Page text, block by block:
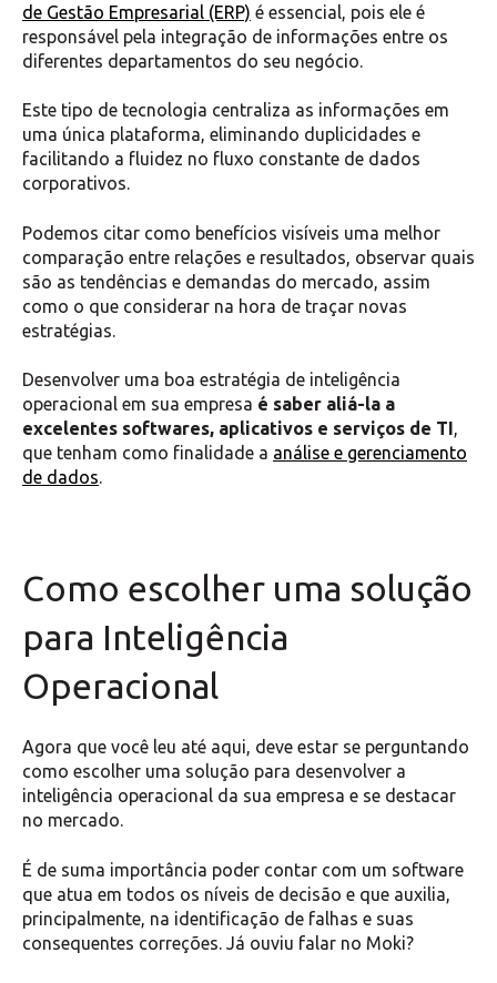
de Gestão Empresarial (ERP) é essencial, pois ele é
responsável pela integração de informações entre os
diferentes departamentos do seu negócio.
Este tipo de tecnologia centraliza as informações em
uma única plataforma, eliminando duplicidades e
facilitando a fluidez no fluxo constante de dados
corporativos.
Podemos citar como benefícios visíveis uma melhor
comparação entre relações e resultados, observar quais
são as tendências e demandas do mercado, assim
como o que considerar na hora de traçar novas
estratégias.
Desenvolver uma boa estratégia de inteligência
operacional em sua empresa é saber aliá-la a
excelentes softwares, aplicativos e serviços de TI,
que tenham como finalidade a análise e gerenciamento
de dados.
Como escolher uma solução
para Inteligência
Operacional
Agora que você leu até aqui, deve estar se perguntando
como escolher uma solução para desenvolver a
inteligência operacional da sua empresa e se destacar
no mercado.
É de suma importância poder contar com um software
que atua em todos os níveis de decisão e que auxilia,
principalmente, na identificação de falhas e suas
consequentes correções. Já ouviu falar no Moki?